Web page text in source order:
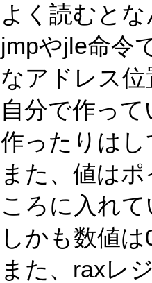
よく読むと
jmpやjle命令
なアドレス
自分で作っ
作ったりは
また、値は
ころに入れ
しかも数値
また、raxレ